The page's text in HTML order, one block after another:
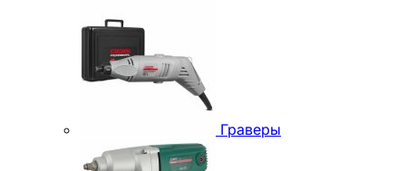
Граверы